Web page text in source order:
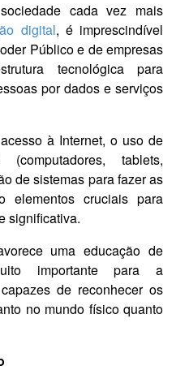
cada vez mais
digital, é imprescindível
Público e de empresas
tecnológica para
por dados e serviços
à Internet, o uso de
(computadores, tablets,
de sistemas para fazer as
elementos cruciais para
significativa.
uma educação de
importante para a
de reconhecer os
no mundo físico quanto